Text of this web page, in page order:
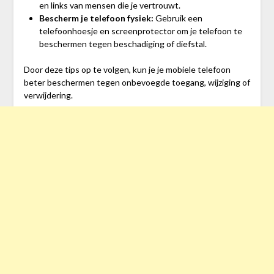
en links van mensen die je vertrouwt.
Bescherm je telefoon fysiek: Gebruik een
telefoonhoesje en screenprotector om je telefoon te
beschermen tegen beschadiging of diefstal.
Door deze tips op te volgen, kun je je mobiele telefoon
beter beschermen tegen onbevoegde toegang, wijziging of
verwijdering.